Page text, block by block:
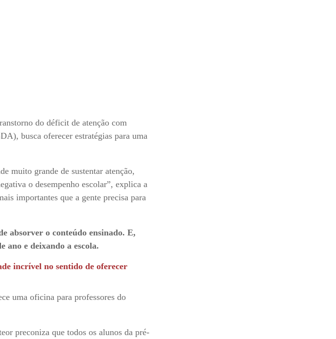
do déficit de atenção com
busca oferecer estratégias para uma
muito grande de sustentar atenção,
o desempenho escolar”, explica a
importantes que a gente precisa para
absorver o conteúdo ensinado. E,
ano e deixando a escola.
incrível no sentido de oferecer
uma oficina para professores do
preconiza que todos os alunos da pré-